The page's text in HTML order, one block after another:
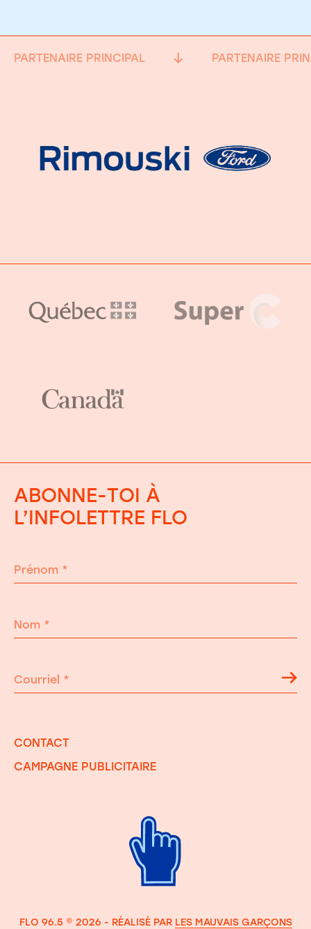
PARTENAIRE PRINCIPAL PARTENAIRE
ABONNE-TOI À
L’INFOLETTRE FLO
Prénom *
Nom *
Courriel *
CONTACT
CAMPAGNE PUBLICITAIRE
FLO 96.5 © 2026 - RÉALISÉ PAR LES MAUVAIS GARÇONS